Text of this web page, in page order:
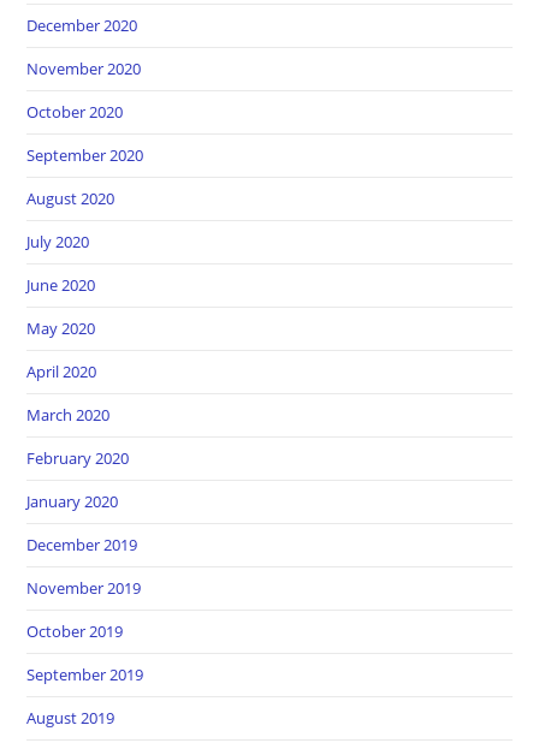
December 2020
November 2020
October 2020
September 2020
August 2020
July 2020
June 2020
May 2020
April 2020
March 2020
February 2020
January 2020
December 2019
November 2019
October 2019
September 2019
August 2019